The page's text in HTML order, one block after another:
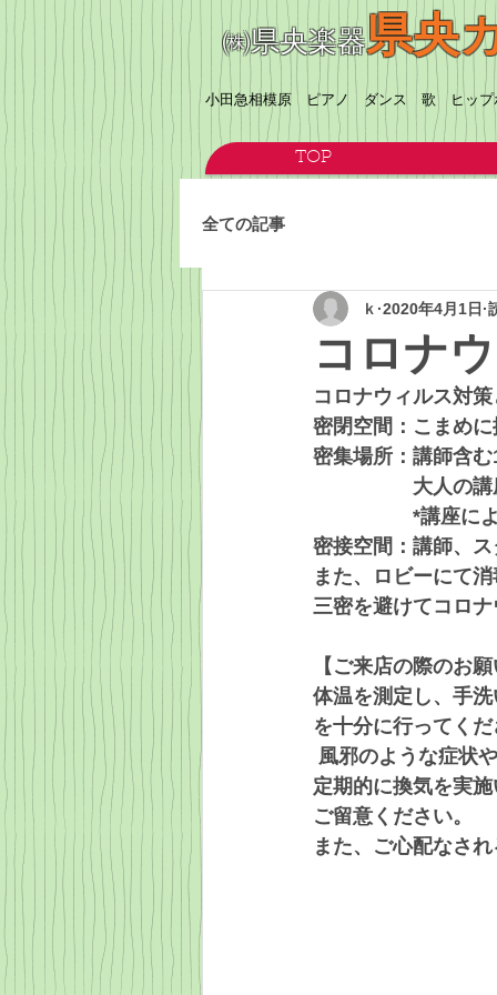
㈱県央楽器県央
小田急相模原 ピアノ ダンス 歌 ヒッ
TOP
全ての記事
コロナ
ｋ 2020年4月1日
コロナウィルス対
密閉空間：こまめ
密集場所：講師含
大人の講座は5
*講座によりま
密接空間：講師、
また、ロビーにて
三密を避けてコロ
【ご来店の際のお
体温を測定し、手
を十分に行ってく
風邪のような症状
定期的に換気を実
ご留意ください。
また、ご心配なさ